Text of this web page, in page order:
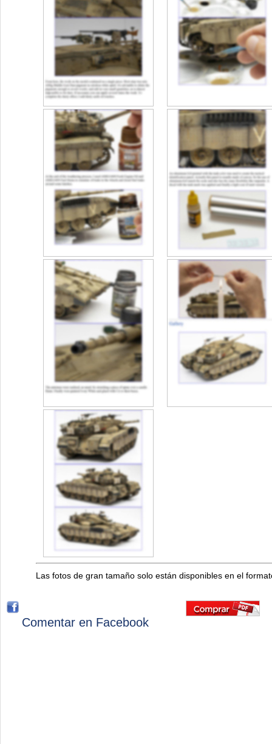
Las fotos de gran tamaño solo están disponibles en el
Comentar en Facebook